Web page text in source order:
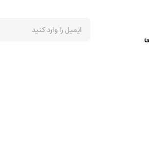
از رایحه های مختلف دارند. عطرها عموما